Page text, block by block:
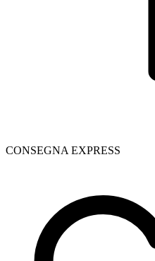
CONSEGNA EXPRESS